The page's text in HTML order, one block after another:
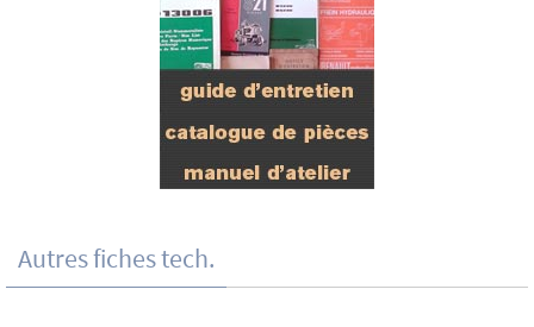
Autres fiches tech.